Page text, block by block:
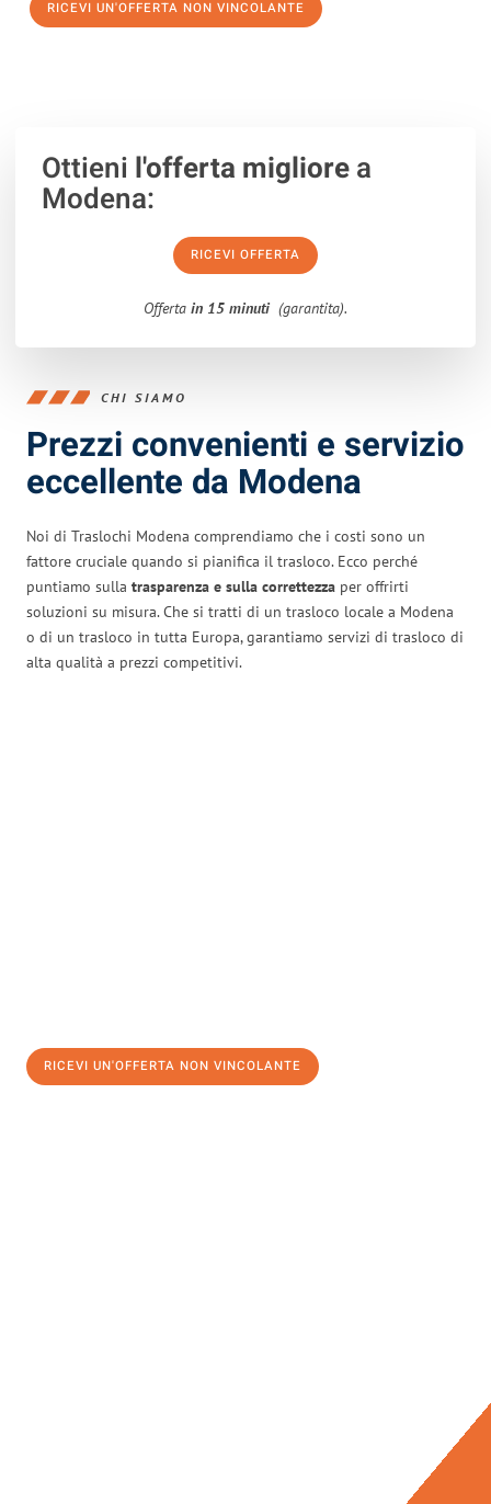
RICEVI UN'OFFERTA NON VINCOLANTE
Ottieni l'offerta migliorea
Modena:
RICEVI OFFERTA
Offerta in 15 minuti (garantita).
CHI SIAMO
Prezzi convenienti e servizio
eccellente da Modena
Noi di Traslochi Modena comprendiamo che i costi sono un
fattore cruciale quando si pianifica il trasloco. Ecco perché
puntiamo sulla trasparenza e sulla correttezza per offrirti
soluzioni su misura. Che si tratti di un trasloco locale a Modena
o di un trasloco in tutta Europa, garantiamo servizi di trasloco di
alta qualità a prezzi competitivi.
RICEVI UN'OFFERTA NON VINCOLANTE